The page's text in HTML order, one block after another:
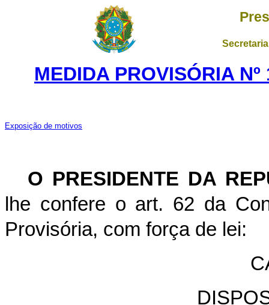
MEDIDA PROVISÓRIA
Exposição de motivos
O PRESIDENTE DA
lhe confere o art. 62 da
Provisória, com força de lei: